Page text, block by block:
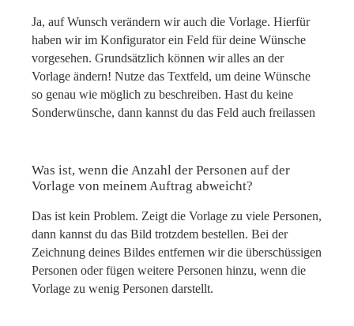
Ja, auf Wunsch verändern wir auch die Vorlage. Hierfür
haben wir im Konfigurator ein Feld für deine Wünsche
vorgesehen. Grundsätzlich können wir alles an der
Vorlage ändern! Nutze das Textfeld, um deine Wünsche
so genau wie möglich zu beschreiben. Hast du keine
Sonderwünsche, dann kannst du das Feld auch freilassen
Was ist, wenn die Anzahl der Personen auf der
Vorlage von meinem Auftrag abweicht?
Das ist kein Problem. Zeigt die Vorlage zu viele Personen,
dann kannst du das Bild trotzdem bestellen. Bei der
Zeichnung deines Bildes entfernen wir die überschüssigen
Personen oder fügen weitere Personen hinzu, wenn die
Vorlage zu wenig Personen darstellt.